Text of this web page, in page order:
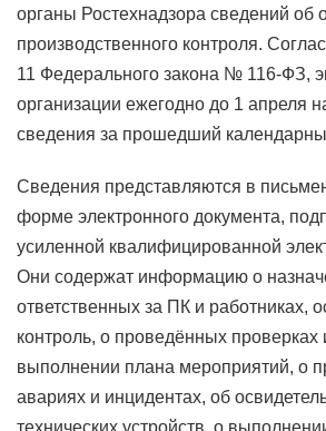
органы Ростехнадзора сведений об
производственного контроля.
11 Федерального закона № 116-ФЗ,
организации ежегодно до 1 апреля
сведения за прошедший
Сведения представляются в
форме электронного документа,
усиленной квалифицированной
Они содержат информацию о
ответственных за ПК и работниках,
контроль, о проведённых проверках
выполнении плана мероприятий, о
авариях и инцидентах, об
технических устройств, о